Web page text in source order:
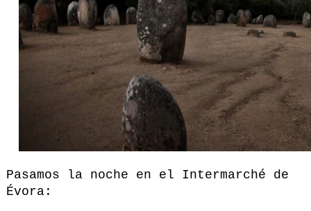
Pasamos la noche en el Intermarché de
Évora: